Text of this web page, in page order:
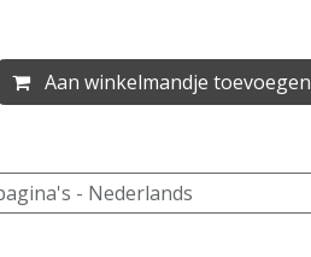
Aan winkelmandje toevoegen
- Nederlands